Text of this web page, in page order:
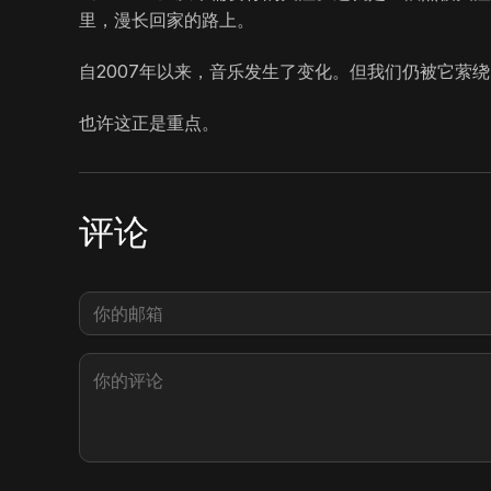
里，漫长回家的路上。
自2007年以来，音乐发生了变化。但我们仍被它萦
也许这正是重点。
评论